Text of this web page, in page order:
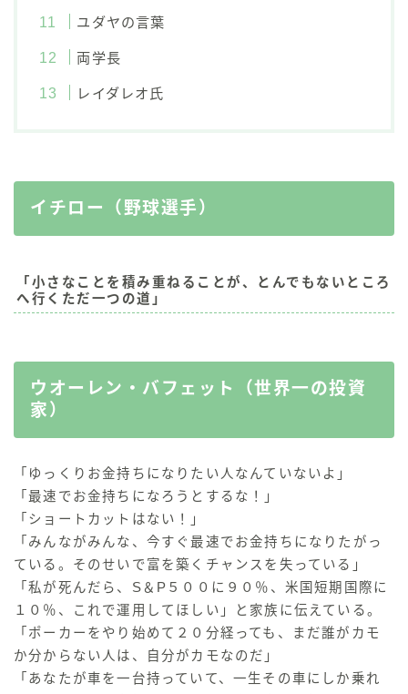
ユダヤの言葉
両学長
レイダレオ氏
イチロー（野球選手）
「小さなことを積み重ねることが、とんでもないところ
へ行くただ一つの道」
ウオーレン・バフェット（世界一の投資
家）
「ゆっくりお金持ちになりたい人なんていないよ」
「最速でお金持ちになろうとするな！」
「ショートカットはない！」
「みんながみんな、今すぐ最速でお金持ちになりたがっ
ている。そのせいで富を築くチャンスを失っている」
「私が死んだら、S＆P５００に９０％、米国短期国際に
１０％、これで運用してほしい」と家族に伝えている。
「ポーカーをやり始めて２０分経っても、まだ誰がカモ
か分からない人は、自分がカモなのだ」
「あなたが車を一台持っていて、一生その車にしか乗れ